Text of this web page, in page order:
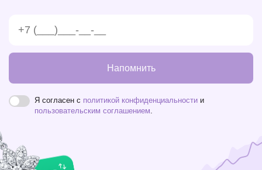
Напомнить
Я согласен с политикой конфиденциальности и
пользовательским соглашением